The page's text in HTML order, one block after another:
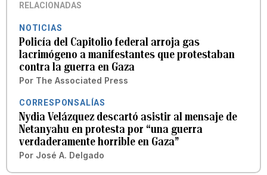
RELACIONADAS
NOTICIAS
Policía del Capitolio federal arroja gas
lacrimógeno a manifestantes que protestaban
contra la guerra en Gaza
Por The Associated Press
CORRESPONSALÍAS
Nydia Velázquez descartó asistir al mensaje de
Netanyahu en protesta por “una guerra
verdaderamente horrible en Gaza”
Por José A. Delgado